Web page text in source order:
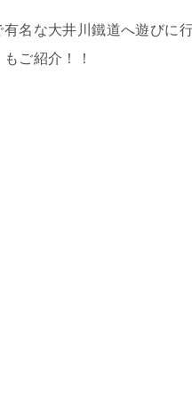
有名な大井川鐵道へ遊びに
ご紹介！！